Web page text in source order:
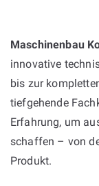
Maschinenbau
innovative
bis zur
tiefgehende
Erfahrung, um
schaffen – von
Produkt.